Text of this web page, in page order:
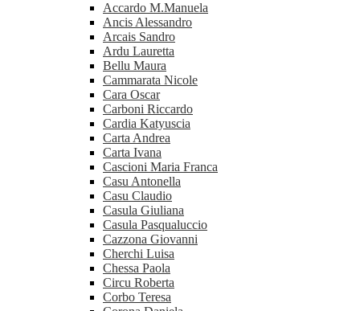
Accardo M.Manuela
Ancis Alessandro
Arcais Sandro
Ardu Lauretta
Bellu Maura
Cammarata Nicole
Cara Oscar
Carboni Riccardo
Cardia Katyuscia
Carta Andrea
Carta Ivana
Cascioni Maria Franca
Casu Antonella
Casu Claudio
Casula Giuliana
Casula Pasqualuccio
Cazzona Giovanni
Cherchi Luisa
Chessa Paola
Circu Roberta
Corbo Teresa